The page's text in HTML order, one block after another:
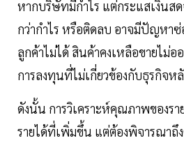
หากบริษัทมีกำไร แต่กระแสเงินส
กว่ากำไร หรือติดลบ อาจมีปัญหา
ลูกค้าไม่ได้ สินค้าคงเหลือขายไม่อ
การลงทุนที่ไม่เกี่ยวข้องกับธุรกิจห
ดังนั้น การวิเคราะห์คุณภาพของรา
รายได้ที่เพิ่มขึ้น แต่ต้องพิจารณาถึง